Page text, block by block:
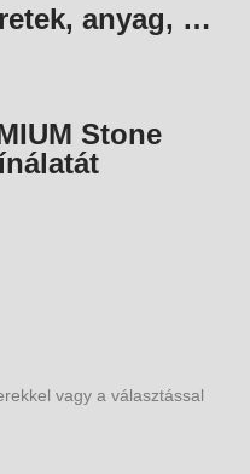
anyag, …
Stone
vagy a választással